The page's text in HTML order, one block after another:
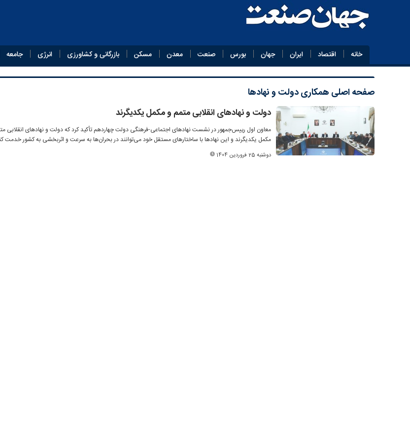
خانه اقتصاد ایران جهان بورس صنعت معدن مسکن بازرگانی و کشاورزی انرژی جامعه
صفحه اصلی همکاری دولت و نهادها
دولت و نهادهای انقلابی متمم و مکمل یکدیگرند
معاون اول رییس‌جمهور در نشست نهادهای اجتماعی-فرهنگی دولت چهاردهم تأکید کرد که دولت و نهادهای انقلابی
مکمل یکدیگرند و این نهادها با ساختارهای مستقل خود می‌توانند در بحران‌ها به سرعت و اثربخشی به کشور خدمت
دوشنبه 25 فروردین 1404